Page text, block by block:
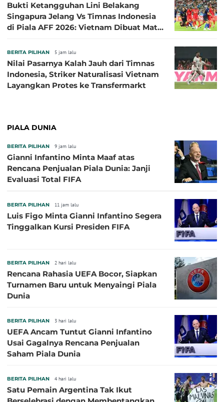
Bukti Ketangguhan Lini Belakang
Singapura Jelang Vs Timnas Indonesia
di Piala AFF 2026: Vietnam Dibuat Mati
BERITA PILIHAN 5 jam lalu
Nilai Pasarnya Kalah Jauh dari Timnas
Indonesia, Striker Naturalisasi Vietnam
Layangkan Protes ke Transfermarkt
PIALA DUNIA
BERITA PILIHAN 9 jam lalu
Gianni Infantino Minta Maaf atas
Rencana Penjualan Piala Dunia: Janji
Evaluasi Total FIFA
BERITA PILIHAN 11 jam lalu
Luis Figo Minta Gianni Infantino Segera
Tinggalkan Kursi Presiden FIFA
BERITA PILIHAN 2 hari lalu
Rencana Rahasia UEFA Bocor, Siapkan
Turnamen Baru untuk Menyaingi Piala
Dunia
BERITA PILIHAN 3 hari lalu
UEFA Ancam Tuntut Gianni Infantino
Usai Gagalnya Rencana Penjualan
Saham Piala Dunia
BERITA PILIHAN 4 hari lalu
Satu Pemain Argentina Tak Ikut